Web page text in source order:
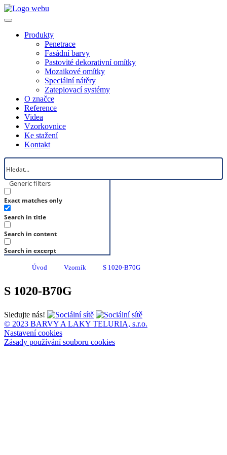
Produkty
Penetrace
Fasádní barvy
Pastovité dekorativní omítky
Mozaikové omítky
Speciální nátěry
Zateplovací systémy
O značce
Reference
Videa
Vzorkovnice
Ke stažení
Kontakt
Generic filters
Exact matches only
Search in title
Search in content
Search in excerpt
Úvod Vzorník S 1020-B70G
S 1020-B70G
Sledujte nás!
© 2023 BARVY A LAKY TELURIA, s.r.o.
Nastavení cookies
Zásady používání souboru cookies